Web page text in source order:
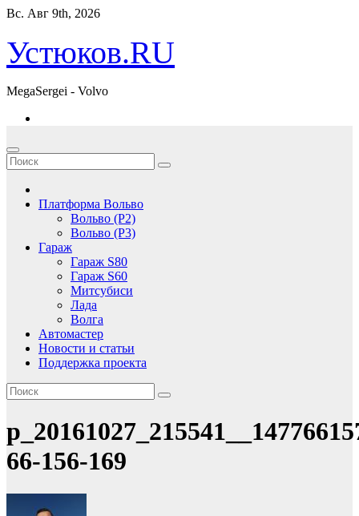
Перейти
содержимому
Вс. Авг 9th, 2026
Устюков.RU
MegaSergei - Volvo
Платформа Вольво
Вольво (P2)
Вольво (P3)
Гараж
Гараж S80
Гараж S60
Митсубиси
Лада
Волга
Автомастер
Новости и статьи
Поддержка проекта
66-156-169